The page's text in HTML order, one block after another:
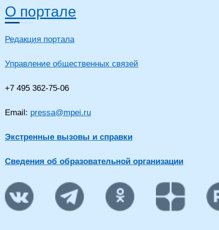
О портале
Редакция портала
Управление общественных связей
+7 495 362-75-06
Email: pressa@mpei.ru
Экстренные вызовы и справки
Сведения об образовательной организации